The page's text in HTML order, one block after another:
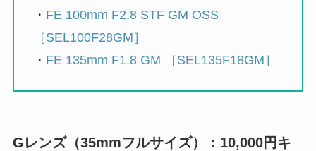
・ FE 100mm F2.8 STF GM OSS
［SEL100F28GM］
・ FE 135mm F1.8 GM ［SEL135F18GM］
Gレンズ（35mmフルサイズ）：10,000円キ